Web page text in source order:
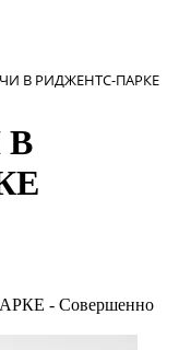
В РИДЖЕНТС-ПАРКЕ
В